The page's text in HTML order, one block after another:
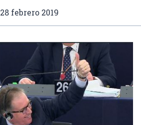
28 febrero 2019